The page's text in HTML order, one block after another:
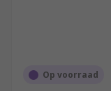
Op voorraad